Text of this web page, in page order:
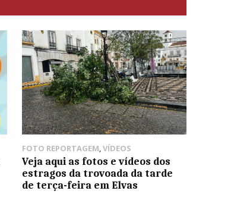
FOTO REPORTAGEM,VÍDEOS
Veja aqui as fotos e vídeos dos
estragos da trovoada da tarde
de terça-feira em Elvas